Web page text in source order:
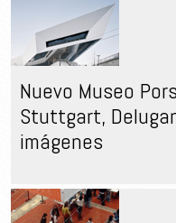
Nuevo Museo
Stuttgart,
imágenes